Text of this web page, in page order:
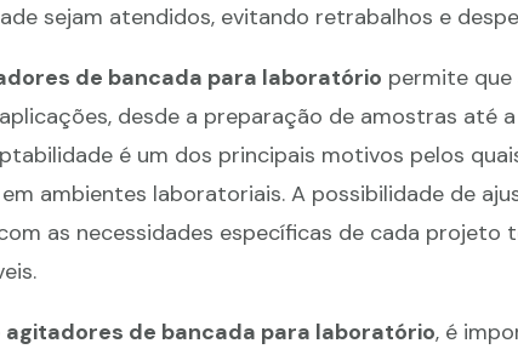
sejam atendidos, evitando retrabalhos e
de bancada para laboratório permite que
desde a preparação de amostras até a
é um dos principais motivos pelos
ambientes laboratoriais. A possibilidade de
as necessidades específicas de cada projeto
agitadores de bancada para laboratório, é